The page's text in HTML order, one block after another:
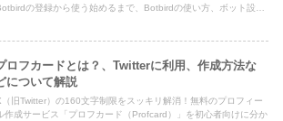
の登録から使う始めるまで、Botbirdの使い方、ボット設
ロフカードとは？、Twitterに利用、作成方法な
について解説
（旧Twitter）の160文字制限をスッキリ解消！無料のプロフィー
作成サービス「プロフカード（Profcard）」を初心者向けに分か